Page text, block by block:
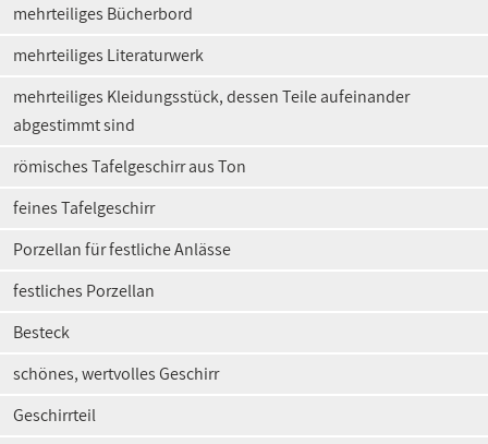
mehrteiliges Bücherbord
mehrteiliges Literaturwerk
mehrteiliges Kleidungsstück, dessen Teile aufeinander
abgestimmt sind
römisches Tafelgeschirr aus Ton
feines Tafelgeschirr
Porzellan für festliche Anlässe
festliches Porzellan
Besteck
schönes, wertvolles Geschirr
Geschirrteil